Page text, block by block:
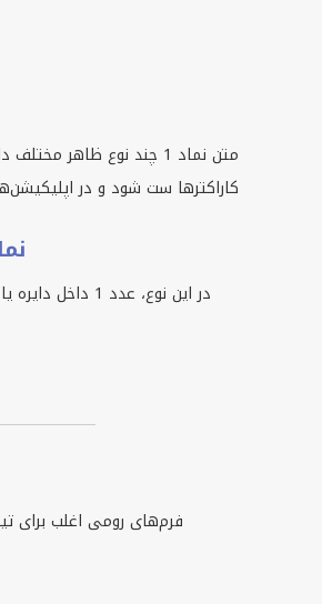
متن نماد 1 چند نوع
کاراکترها ست شود و در
در این نوع،
فرم‌های رومی اغلب برای